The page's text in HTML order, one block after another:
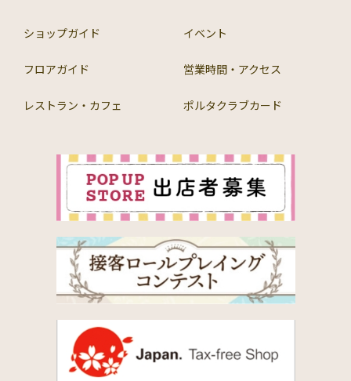
ショップガイド イベント
フロアガイド 営業時間・アクセス
レストラン・カフェ ポルタクラブカード